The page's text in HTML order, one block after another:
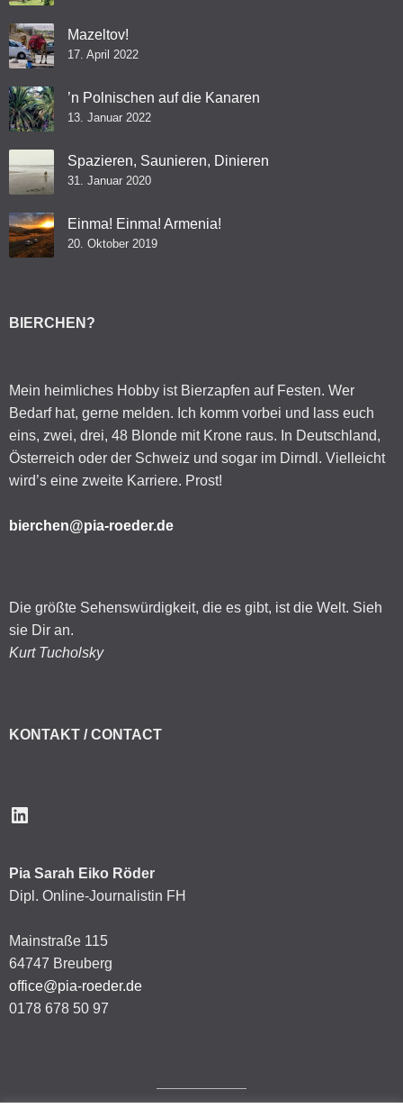
Mazeltov!
17. April 2022
’n Polnischen auf die Kanaren
13. Januar 2022
Spazieren, Saunieren, Dinieren
31. Januar 2020
Einma! Einma! Armenia!
20. Oktober 2019
BIERCHEN?
Mein heimliches Hobby ist Bierzapfen auf Festen. Wer
Bedarf hat, gerne melden. Ich komm vorbei und lass euch
eins, zwei, drei, 48 Blonde mit Krone raus. In Deutschland,
Österreich oder der Schweiz und sogar im Dirndl. Vielleicht
wird’s eine zweite Karriere. Prost!
bierchen@pia-roeder.de
Die größte Sehenswürdigkeit, die es gibt, ist die Welt. Sieh
sie Dir an.
Kurt Tucholsky
KONTAKT / CONTACT
LinkedIn
Pia Sarah Eiko Röder
Dipl. Online-Journalistin FH
Mainstraße 115
64747 Breuberg
office@pia-roeder.de
0178 678 50 97